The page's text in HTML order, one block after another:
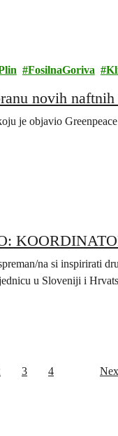
FosilnaGoriva
novih
je objavio
na si inspirirati
u Sloveniji i
3 4